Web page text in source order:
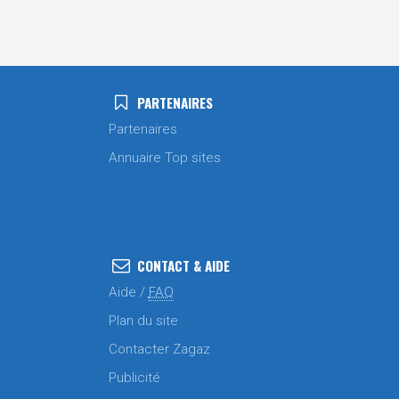
PARTENAIRES
Partenaires
Annuaire Top sites
CONTACT & AIDE
Aide / FAQ
Plan du site
Contacter Zagaz
Publicité